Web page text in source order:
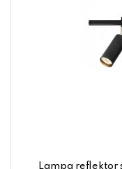
Lampa reflektor